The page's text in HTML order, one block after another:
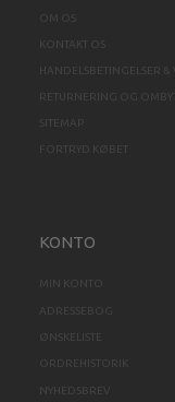
OM OS
KONTAKT OS
HANDELSBETINGELSER &
RETURNERING OG
SITEMAP
FORTRYD KØBET
KONTO
MIN KONTO
ADRESSEBOG
ØNSKELISTE
ORDREHISTORIK
NYHEDSBREV